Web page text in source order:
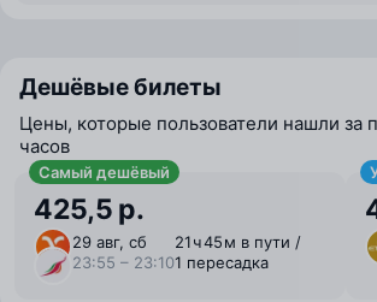
Дешёвые билеты
Цены, которые пользователи нашли за
часов
Самый дешёвый
425,5 р.
29 авг, сб
23:55 – 23:10
21 ⁠ч 45 ⁠м в пути /
1 пересадка